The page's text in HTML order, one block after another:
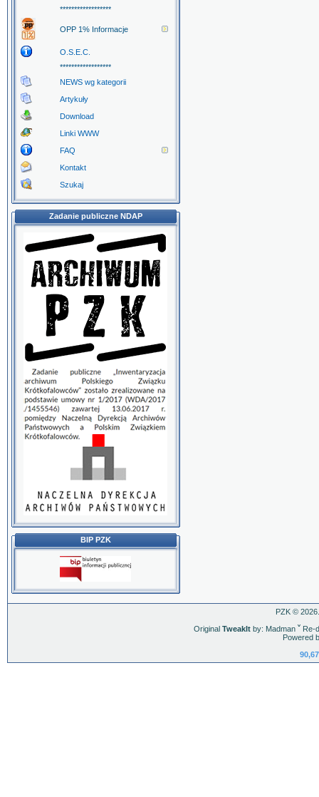
******************
OPP 1% Informacje
O.S.E.C.
******************
NEWS wg kategorii
Artykuły
Download
Linki WWW
FAQ
Kontakt
Szukaj
Zadanie publiczne NDAP
BIP PZK
PZK ©
Original TweakItby: Madman ˇRe-
Powered